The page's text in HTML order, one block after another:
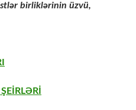
birliklərinin üzvü,